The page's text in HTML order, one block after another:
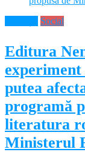
Social
Editura
putea
programă
literatura
Ministerul